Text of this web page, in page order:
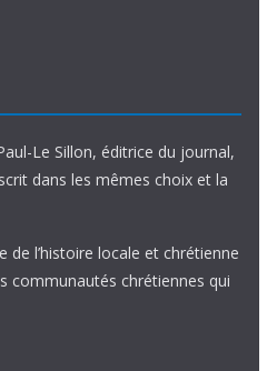
Le Sillon, éditrice du journal,
dans les mêmes choix et la
de l’histoire locale et chrétienne
communautés chrétiennes qui